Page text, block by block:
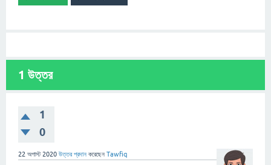
1 উত্তর
1
0
22 অগাস্ট 2020 উত্তর প্রদান করেছেন Tawfiq